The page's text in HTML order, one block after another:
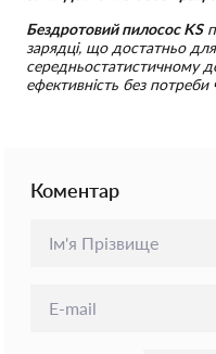
Бездротовий пилосос KS
зарядці, що достатньо
середньостатистичному
ефективність без потреби
Коментар